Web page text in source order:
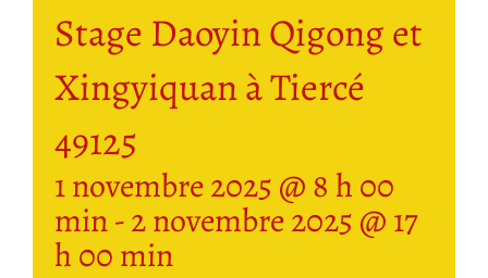
Stage Daoyin Qigong et
Xingyiquan à Tiercé
49125
1 novembre 2025 @ 8 h 00
min-2 novembre 2025 @ 17
h 00 min